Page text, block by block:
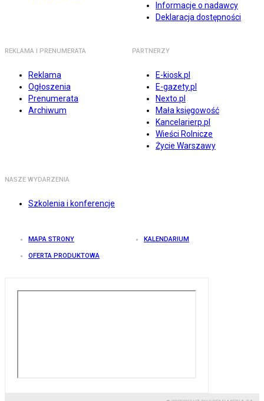
Informacje o nadawcy
Deklaracja dostępności
REKLAMA I PRENUMERATA
Reklama
Ogłoszenia
Prenumerata
Archiwum
PARTNERZY
E-kiosk.pl
E-gazety.pl
Nexto.pl
Mała księgowość
Kancelarierp.pl
Wieści Rolnicze
Życie Warszawy
NASZE WYDARZENIA
Szkolenia i konferencje
MAPA STRONY KALENDARIUM
OFERTA PRODUKTOWA